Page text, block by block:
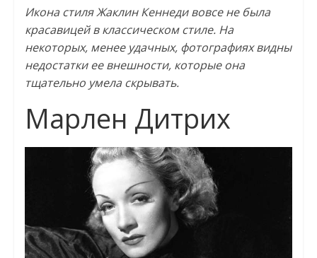
Икона стиля Жаклин Кеннеди вовсе не была
красавицей в классическом стиле. На
некоторых, менее удачных, фотографиях видны
недостатки ее внешности, которые она
тщательно умела скрывать.
Марлен Дитрих